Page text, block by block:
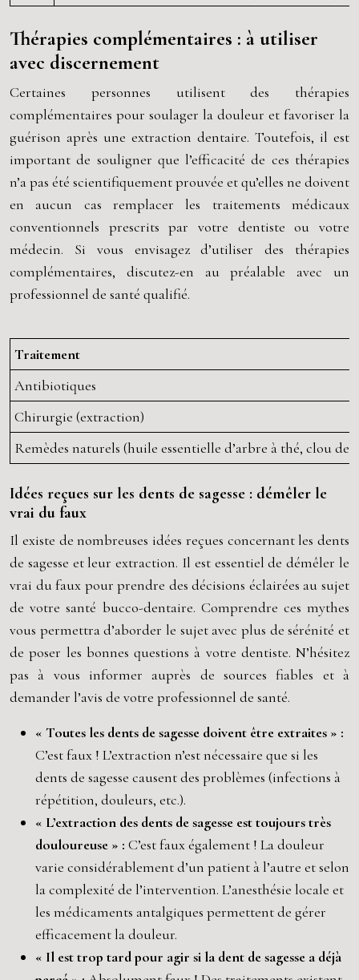
Thérapies complémentaires : à utiliser
avec discernement
Certaines personnes utilisent des thérapies
complémentaires pour soulager la douleur et favoriser la
guérison après une extraction dentaire. Toutefois, il est
important de souligner que l’efficacité de ces thérapies
n’a pas été scientifiquement prouvée et qu’elles ne doivent
en aucun cas remplacer les traitements médicaux
conventionnels prescrits par votre dentiste ou votre
médecin. Si vous envisagez d’utiliser des thérapies
complémentaires, discutez-en au préalable avec un
professionnel de santé qualifié.
Traitement
Antibiotiques
Chirurgie (extraction)
Remèdes naturels (huile essentielle d’arbre à thé, clou de
Idées reçues sur les dents de sagesse : démêler le
vrai du faux
Il existe de nombreuses idées reçues concernant les dents
de sagesse et leur extraction. Il est essentiel de démêler le
vrai du faux pour prendre des décisions éclairées au sujet
de votre santé bucco-dentaire. Comprendre ces mythes
vous permettra d’aborder le sujet avec plus de sérénité et
de poser les bonnes questions à votre dentiste. N’hésitez
pas à vous informer auprès de sources fiables et à
demander l’avis de votre professionnel de santé.
« Toutes les dents de sagesse doivent être extraites » :
C’est faux ! L’extraction n’est nécessaire que si les
dents de sagesse causent des problèmes (infections à
répétition, douleurs, etc.).
« L’extraction des dents de sagesse est toujours très
douloureuse » : C’est faux également ! La douleur
varie considérablement d’un patient à l’autre et selon
la complexité de l’intervention. L’anesthésie locale et
les médicaments antalgiques permettent de gérer
efficacement la douleur.
« Il est trop tard pour agir si la dent de sagesse a déjà